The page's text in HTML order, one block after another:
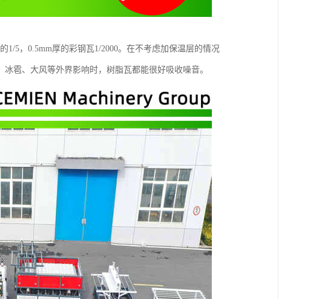
1/5，0.5mm厚的彩钢瓦1/2000。在不考虑加保温层的情况
雹、大风等外界影响时，树脂瓦都能很好吸收噪音。